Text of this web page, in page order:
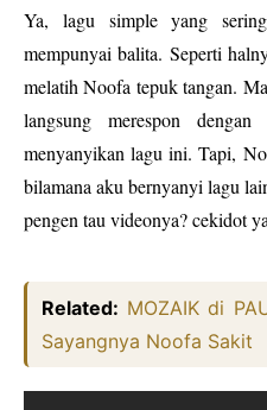
Ya, lagu simple yang
mempunyai balita. Seperti
melatih Noofa tepuk tangan.
langsung merespon
menyanyikan lagu ini. Tapi,
bilamana aku bernyanyi lagu
pengen tau videonya? cekidot
Related: MOZAIK di
Sayangnya Noofa Sakit